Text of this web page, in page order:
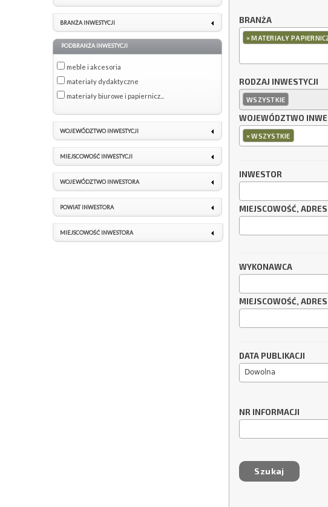
BRANŻA
×MATERIAŁY
RODZAJ INWESTYCJI
WSZYSTKIE
WOJEWÓDZTWO
×WSZYSTKIE
INWESTOR
MIEJSCOWOŚĆ,
WYKONAWCA
MIEJSCOWOŚĆ,
DATA PUBLIKACJI
Dowolna
NR INFORMACJI
BRANŻA INWESTYCJI
PODBRANŻA INWESTYCJI
meble i akcesoria
materiały dydaktyczne
materiały biurowe i papiernicz...
WOJEWÓDZTWO INWESTYCJI
MIEJSCOWOŚĆ INWESTYCJI
WOJEWÓDZTWO INWESTORA
POWIAT INWESTORA
MIEJSCOWOŚĆ INWESTORA